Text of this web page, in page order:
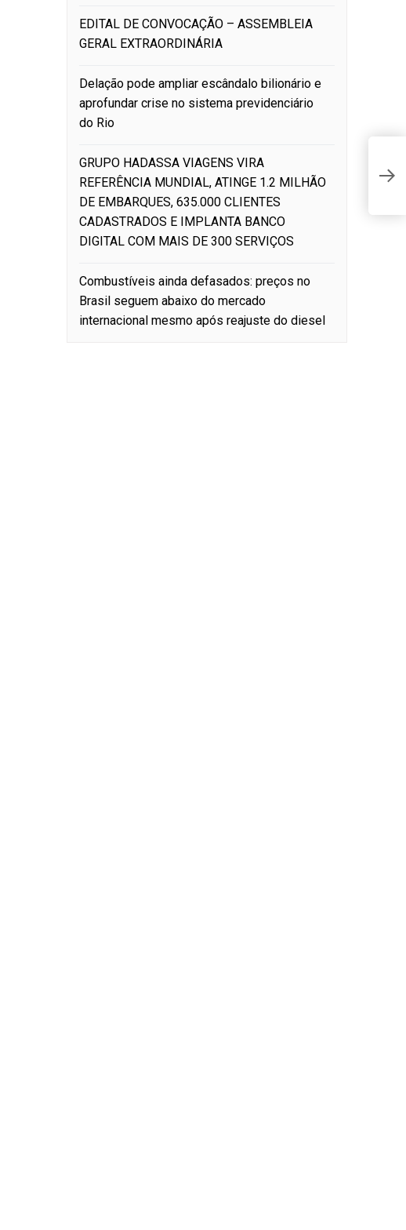
EDITAL DE CONVOCAÇÃO – ASSEMBLEIA
GERAL EXTRAORDINÁRIA
Delação pode ampliar escândalo bilionário e
aprofundar crise no sistema previdenciário
do Rio
GRUPO HADASSA VIAGENS VIRA
REFERÊNCIA MUNDIAL, ATINGE 1.2 MILHÃO
DE EMBARQUES, 635.000 CLIENTES
CADASTRADOS E IMPLANTA BANCO
DIGITAL COM MAIS DE 300 SERVIÇOS
Combustíveis ainda defasados: preços no
Brasil seguem abaixo do mercado
internacional mesmo após reajuste do diesel